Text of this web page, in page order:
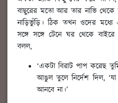
বাছুরের মতো আর তার নাভি থেকে
নাড়িভুঁড়ি। ঠিক তখন ওদের
সঙ্গে সঙ্গে টেনে ঘর থেকে
বলল,
‘একটা বিরাট পাপ করেছ
আঙুল তুলে নির্দেশ দিল,
আনবে না।’